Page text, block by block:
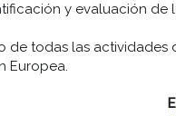
y evaluación
todas las actividades
Europea.